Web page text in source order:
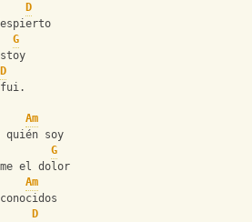
D
G
D
fui.
Am
quién soy
G
el dolor
Am
D